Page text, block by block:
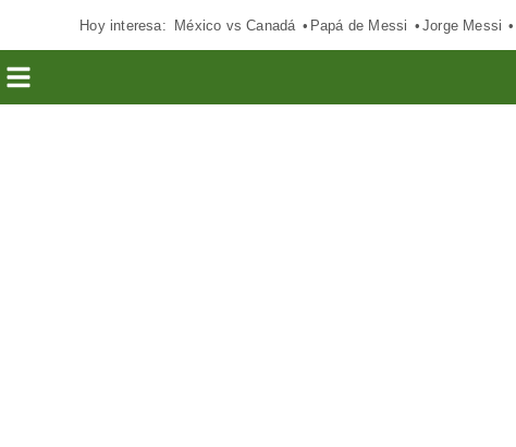
Hoy interesa: México vs Canadá Papá de Messi Jorge Messi